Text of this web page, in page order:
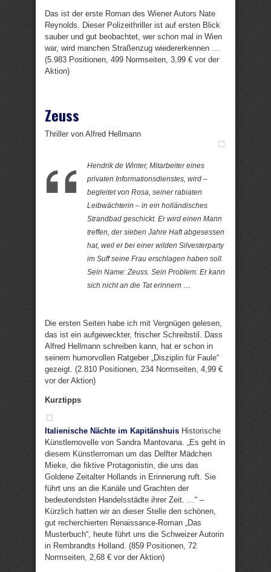
Das ist der erste Roman des Wiener Autors Nate
Reynolds. Dieser Polizeithriller ist auf ersten Blick
sauber und gut beobachtet, wer schon mal in Wien
war, wird manchen Straßenzug wiedererkennen …
(5.983 Positionen, 499 Normseiten, 3,99 € vor der
Aktion)
Zeuss
Thriller von Alfred Hellmann
Hendrik de Winter, Mitarbeiter eines
privaten Informationsdienstes, wird –
begleitet von Rosa, seiner rabiaten
Leibwächterin – in ein holländisches
Strandbad geschickt. Er wird einen Mann
treffen, der sieben Jahre Haft abgesessen
hat, weil er bei einer wilden Silvesterparty
im Suff seine Frau erschlagen haben soll.
Sein Name: Zeuss. Sein Problem: Er kann
sich nicht an die Tat erinnern …
Die ersten Seiten habe ich mit Vergnügen gelesen,
das ist ein aufgeweckter, frischer Schreibstil. Dass
Alfred Hellmann schreiben kann, hat er schon in
seinem humorvollen Ratgeber „Disziplin für Faule“
gezeigt. (2.810 Positionen, 234 Normseiten, 4,99 €
vor der Aktion)
Kurztipps
Italienische Nächte im Kapitänshuis Historische
Künstlernovelle von Sandra Mantovana. „Es geht in
diesem Künstlerroman um das Delfter Mädchen
Mieke, die fiktive Protagonistin, die uns das
Goldene Zeitalter Hollands in Erinnerung ruft. Sie
führt uns an die Kanäle und Grachten der
bedeutendsten Handelsstädte ihrer Zeit. …“ –
Kürzlich hatten wir an dieser Stelle den schönen,
gut recherchierten Renaissance-Roman „Das
Musterbuch“, heute führt uns die Schweizer Autorin
in Rembrandts Holland. (859 Positionen, 72
Normseiten, 2,68 € vor der Aktion)